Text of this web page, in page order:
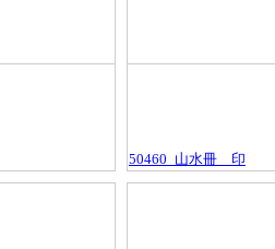
50460_山水冊＿印